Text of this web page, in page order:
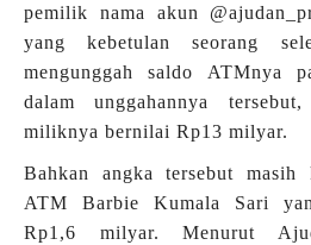
pemilik nama akun
yang kebetulan seorang
mengunggah saldo ATMnya
dalam unggahannya
miliknya bernilai Rp13 milyar.
Bahkan angka tersebut
ATM Barbie Kumala Sari
Rp1,6 milyar. Menurut